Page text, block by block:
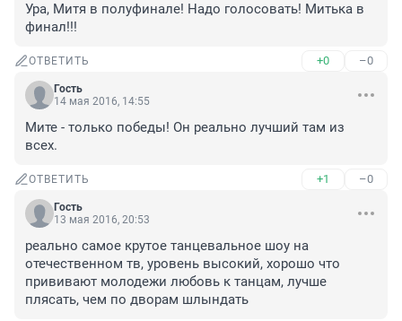
Ура, Митя в полуфинале! Надо голосовать! Митька в
финал!!!
ОТВЕТИТЬ +0 –0
Гость
14 мая 2016, 14:55
Мите - только победы! Он реально лучший там из
всех.
ОТВЕТИТЬ +1 –0
Гость
13 мая 2016, 20:53
реально самое крутое танцевальное шоу на
отечественном тв, уровень высокий, хорошо что
прививают молодежи любовь к танцам, лучше
плясать, чем по дворам шлындать